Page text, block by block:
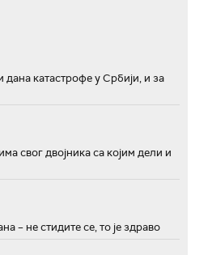
катастрофе у Србији, и за
свог двојника са којим дели и
– не стидите се, то је здраво